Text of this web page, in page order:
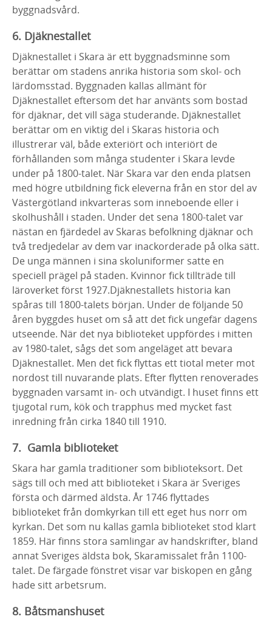
byggnadsvård.
6. Djäknestallet
Djäknestallet i Skara är ett byggnadsminne som
berättar om stadens anrika historia som skol- och
lärdomsstad. Byggnaden kallas allmänt för
Djäknestallet eftersom det har använts som bostad
för djäknar, det vill säga studerande. Djäknestallet
berättar om en viktig del i Skaras historia och
illustrerar väl, både exteriört och interiört de
förhållanden som många studenter i Skara levde
under på 1800-talet. När Skara var den enda platsen
med högre utbildning fick eleverna från en stor del av
Västergötland inkvarteras som inneboende eller i
skolhushåll i staden. Under det sena 1800-talet var
nästan en fjärdedel av Skaras befolkning djäknar och
två tredjedelar av dem var inackorderade på olka sätt.
De unga männen i sina skoluniformer satte en
speciell prägel på staden. Kvinnor fick tillträde till
läroverket först 1927.Djäknestallets historia kan
spåras till 1800-talets början. Under de följande 50
åren byggdes huset om så att det fick ungefär dagens
utseende. När det nya biblioteket uppfördes i mitten
av 1980-talet, sågs det som angeläget att bevara
Djäknestallet. Men det fick flyttas ett tiotal meter mot
nordost till nuvarande plats. Efter flytten renoverades
byggnaden varsamt in- och utvändigt. I huset finns ett
tjugotal rum, kök och trapphus med mycket fast
inredning från cirka 1840 till 1910.
7. Gamla biblioteket
Skara har gamla traditioner som biblioteksort. Det
sägs till och med att biblioteket i Skara är Sveriges
första och därmed äldsta. År 1746 flyttades
biblioteket från domkyrkan till ett eget hus norr om
kyrkan. Det som nu kallas gamla biblioteket stod klart
1859. Här finns stora samlingar av handskrifter, bland
annat Sveriges äldsta bok, Skaramissalet från 1100-
talet. De färgade fönstret visar var biskopen en gång
hade sitt arbetsrum.
8. Båtsmanshuset